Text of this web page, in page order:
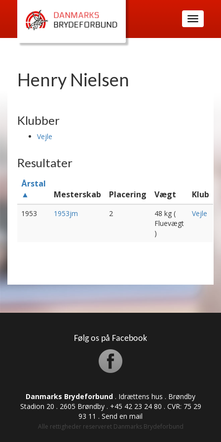
Toggle
navigation
Henry Nielsen
Klubber
Vejle
Resultater
Årstal
▲
Mesterskab Placering Vægt Klub
1953 1953jm 2
48 kg (
Fluevægt
)
Vejle
Følg os på Facebook
Danmarks Brydeforbund . Idrættens hus . Brøndby
Stadion 20 . 2605 Brøndby . +45 42 23 24 80 . CVR: ​​​​​​75 29
93 11 . Send en mail
Alle rettigheder reserveret Danmarks Brydeforbund